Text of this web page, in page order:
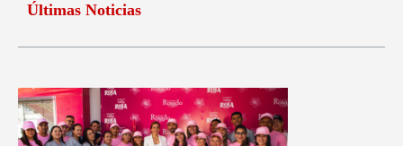
Últimas Noticias